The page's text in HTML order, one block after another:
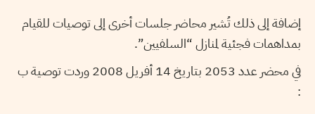
إضافة إلى ذلك تُشير محاضر جلسات أخرى إلى توصيات للقيام
بمداهمات فجئية لمنازل “السلفيين”.
في محضر عدد 2053 بتاريخ 14 أفريل 2008 وردت توصية ب
: